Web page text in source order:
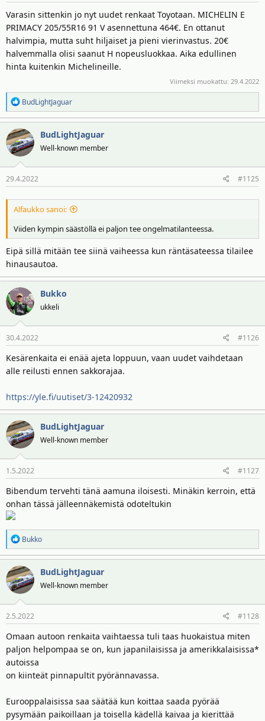
Varasin sittenkin jo nyt uudet renkaat Toyotaan. MICHELIN E
PRIMACY 205/55R16 91 V asennettuna 464€. En ottanut
halvimpia, mutta suht hiljaiset ja pieni vierinvastus. 20€
halvemmalla olisi saanut H nopeusluokkaa. Aika edullinen
hinta kuitenkin Michelineille.
Viimeksi muokattu: 29.4.2022
R
e
a
k
t
i
o
t
BudLightJaguar
BudLightJaguar
Well-known member
29.4.2022 #1125
Alfaukko sanoi:
Viiden kympin säästöllä ei paljon tee ongelmatilanteessa.
Eipä sillä mitään tee siinä vaiheessa kun räntäsateessa tilailee
hinausautoa.
Bukko
ukkeli
30.4.2022 #1126
Kesärenkaita ei enää ajeta loppuun, vaan uudet vaihdetaan
alle reilusti ennen sakkorajaa.
https://yle.fi/uutiset/3-12420932
BudLightJaguar
Well-known member
1.5.2022 #1127
Bibendum tervehti tänä aamuna iloisesti. Minäkin kerroin, että
onhan tässä jälleennäkemistä odoteltukin
R
e
a
k
t
i
o
t
Bukko
BudLightJaguar
Well-known member
2.5.2022 #1128
Omaan autoon renkaita vaihtaessa tuli taas huokaistua miten
paljon helpompaa se on, kun japanilaisissa ja amerikkalaisissa*
autoissa
on kiinteät pinnapultit pyörännavassa.
Eurooppalaisissa saa säätää kun koittaa saada pyörää
pysymään paikoillaan ja toisella kädellä kaivaa ja kierittää